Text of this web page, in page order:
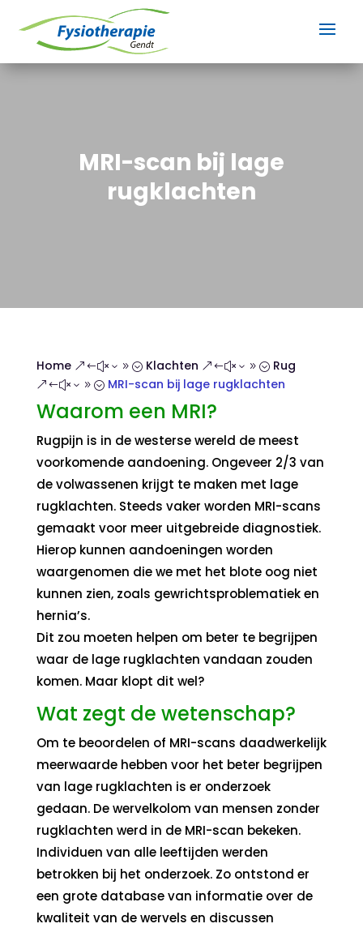
MRI-scan bij lage
rugklachten
Home &#x39; Klachten &#x39; Rug
&#x39; MRI-scan bij lage rugklachten
Waarom een MRI?
Rugpijn is in de westerse wereld de meest
voorkomende aandoening. Ongeveer 2/3 van
de volwassenen krijgt te maken met lage
rugklachten. Steeds vaker worden MRI-scans
gemaakt voor meer uitgebreide diagnostiek.
Hierop kunnen aandoeningen worden
waargenomen die we met het blote oog niet
kunnen zien, zoals gewrichtsproblematiek en
hernia’s.
Dit zou moeten helpen om beter te begrijpen
waar de lage rugklachten vandaan zouden
komen. Maar klopt dit wel?
Wat zegt de wetenschap?
Om te beoordelen of MRI-scans daadwerkelijk
meerwaarde hebben voor het beter begrijpen
van lage rugklachten is er onderzoek
gedaan. De wervelkolom van mensen zonder
rugklachten werd in de MRI-scan bekeken.
Individuen van alle leeftijden werden
betrokken bij het onderzoek. Zo ontstond er
een grote database van informatie over de
kwaliteit van de wervels en discussen